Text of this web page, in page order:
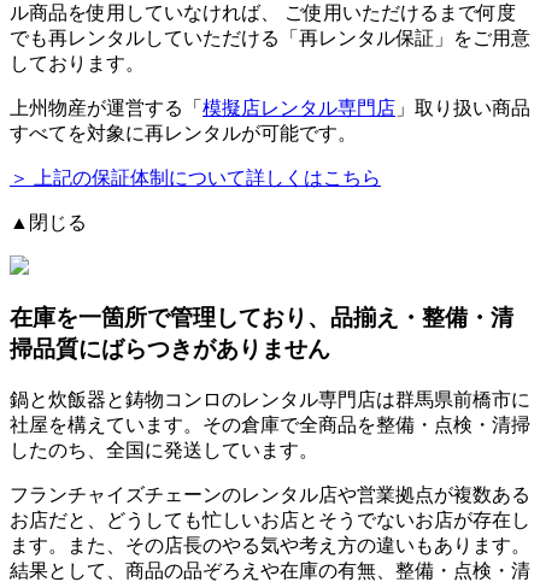
ル商品を使用していなければ、
ご使用いただけるまで何度
でも再レンタルしていただける「再レンタル保証」をご用意
しております。
上州物産が運営する「 模擬店レンタル専門店 」取り扱い商品
すべてを対象に再レンタルが可能です。
＞ 上記の保証体制について詳しくはこちら
▲閉じる
在庫を一箇所で管理しており、品揃え・整備・清
掃品質にばらつきがありません
鍋と炊飯器と鋳物コンロのレンタル専門店は群馬県前橋市に
社屋を構えています。その倉庫で全商品を整備・点検・清掃
したのち、全国に発送しています。
フランチャイズチェーンのレンタル店や営業拠点が複数ある
お店だと、どうしても忙しいお店とそうでないお店が存在し
ます。また、その店長のやる気や考え方の違いもあります。
結果として、商品の品ぞろえや在庫の有無、整備・点検・清